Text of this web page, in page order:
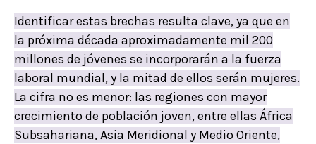
Identificar estas brechas resulta clave, ya que en
la próxima década aproximadamente mil 200
millones de jóvenes se incorporarán a la fuerza
laboral mundial, y la mitad de ellos serán mujeres.
La cifra no es menor: las regiones con mayor
crecimiento de población joven, entre ellas África
Subsahariana, Asia Meridional y Medio Oriente,